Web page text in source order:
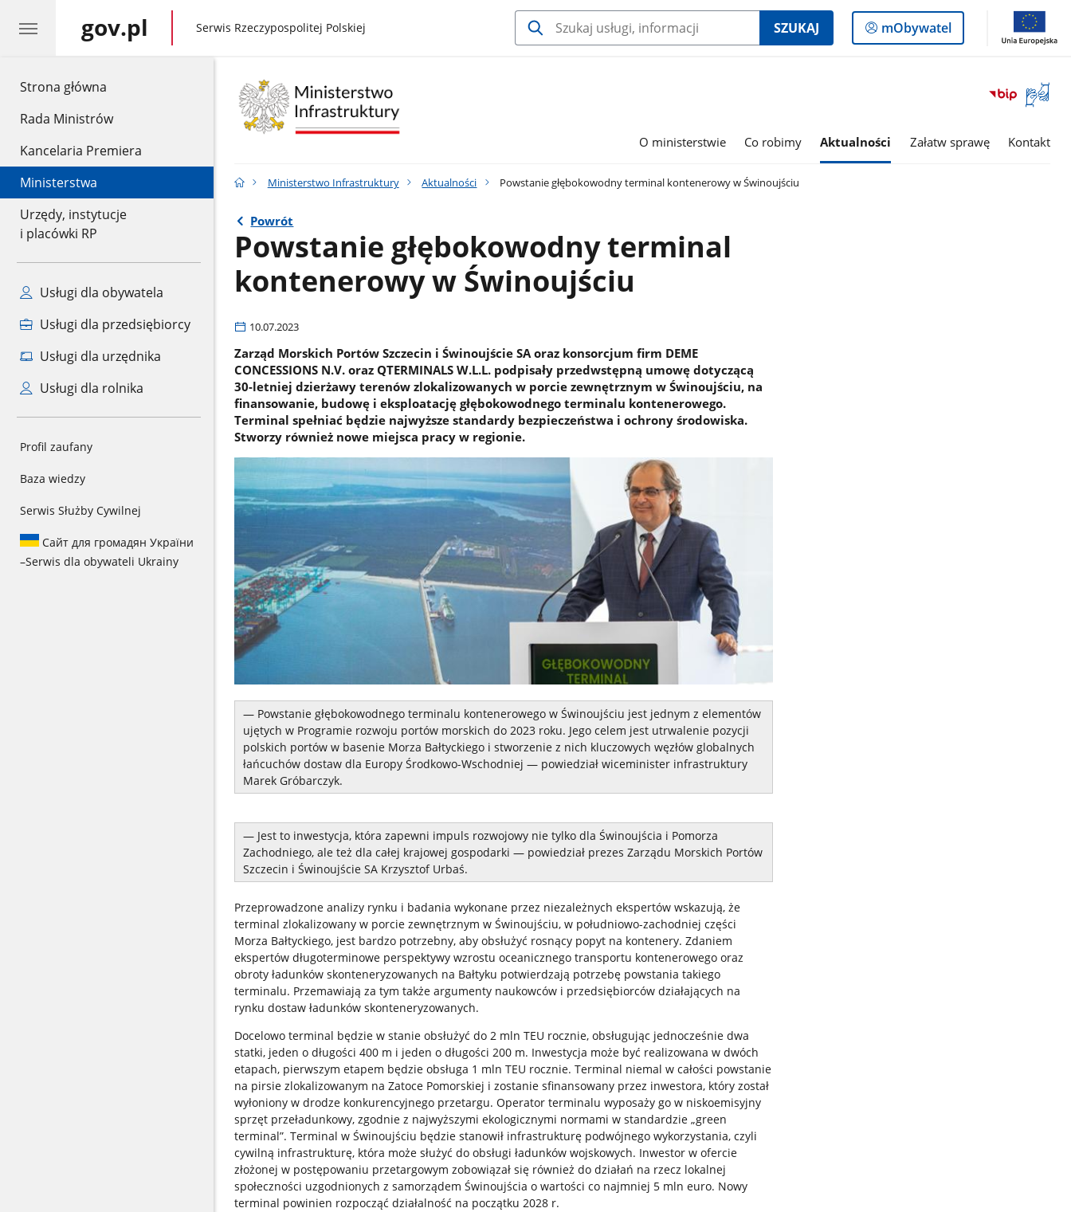
Strona główna
Rada Ministrów
Kancelaria Premiera
Ministerstwa
Urzędy, instytucje
i placówki RP
Usługi dla obywatela
Usługi dla przedsiębiorcy
Usługi dla urzędnika
Usługi dla rolnika
Profil zaufany
Baza wiedzy
Serwis Służby Cywilnej
Сайт для громадян України
–Serwis dla obywateli Ukrainy
gov.pl gov.pl
Serwis Rzeczypospolitej Polskiej SZUKAJ
Logowanie
do
mObywatel
Otwórz
okno
O ministerstwie Co robimy Aktualności Załatw sprawę Kontakt
Ministerstwo Infrastruktury Aktualności Powstanie głębokowodny terminal kontenerowy w Świnoujściu
Powrót
Powstanie głębokowodny terminal
kontenerowy w Świnoujściu
10.07.2023
Zarząd Morskich Portów Szczecin i Świnoujście SA oraz konsorcjum firm DEME
CONCESSIONS N.V. oraz QTERMINALS W.L.L. podpisały przedwstępną umowę dotyczącą
30-letniej dzierżawy terenów zlokalizowanych w porcie zewnętrznym w Świnoujściu, na
finansowanie, budowę i eksploatację głębokowodnego terminalu kontenerowego.
Terminal spełniać będzie najwyższe standardy bezpieczeństwa i ochrony środowiska.
Stworzy również nowe miejsca pracy w regionie.
— Powstanie głębokowodnego terminalu kontenerowego w Świnoujściu jest jednym z elementów
ujętych w Programie rozwoju portów morskich do 2023 roku. Jego celem jest utrwalenie pozycji
polskich portów w basenie Morza Bałtyckiego i stworzenie z nich kluczowych węzłów globalnych
łańcuchów dostaw dla Europy Środkowo-Wschodniej — powiedział wiceminister infrastruktury
Marek Gróbarczyk.
— Jest to inwestycja, która zapewni impuls rozwojowy nie tylko dla Świnoujścia i Pomorza
Zachodniego, ale też dla całej krajowej gospodarki — powiedział prezes Zarządu Morskich Portów
Szczecin i Świnoujście SA Krzysztof Urbaś.
Przeprowadzone analizy rynku i badania wykonane przez niezależnych ekspertów wskazują, że
terminal zlokalizowany w porcie zewnętrznym w Świnoujściu, w południowo-zachodniej części
Morza Bałtyckiego, jest bardzo potrzebny, aby obsłużyć rosnący popyt na kontenery. Zdaniem
ekspertów długoterminowe perspektywy wzrostu oceanicznego transportu kontenerowego oraz
obroty ładunków skonteneryzowanych na Bałtyku potwierdzają potrzebę powstania takiego
terminalu. Przemawiają za tym także argumenty naukowców i przedsiębiorców działających na
rynku dostaw ładunków skonteneryzowanych.
Docelowo terminal będzie w stanie obsłużyć do 2 mln TEU rocznie, obsługując jednocześnie dwa
statki, jeden o długości 400 m i jeden o długości 200 m. Inwestycja może być realizowana w dwóch
etapach, pierwszym etapem będzie obsługa 1 mln TEU rocznie. Terminal niemal w całości powstanie
na pirsie zlokalizowanym na Zatoce Pomorskiej i zostanie sfinansowany przez inwestora, który został
wyłoniony w drodze konkurencyjnego przetargu. Operator terminalu wyposaży go w niskoemisyjny
sprzęt przeładunkowy, zgodnie z najwyższymi ekologicznymi normami w standardzie „green
terminal”. Terminal w Świnoujściu będzie stanowił infrastrukturę podwójnego wykorzystania, czyli
cywilną infrastrukturę, która może służyć do obsługi ładunków wojskowych. Inwestor w ofercie
złożonej w postępowaniu przetargowym zobowiązał się również do działań na rzecz lokalnej
społeczności uzgodnionych z samorządem Świnoujścia o wartości co najmniej 5 mln euro. Nowy
terminal powinien rozpocząć działalność na początku 2028 r.